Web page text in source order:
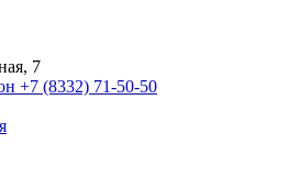
7
+7 (8332) 71-50-50